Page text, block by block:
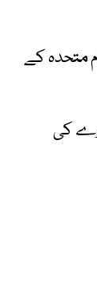
متحدہ کے
کی